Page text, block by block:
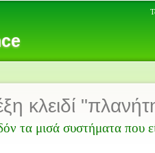
κλειδί
τα μισά συστήματα που